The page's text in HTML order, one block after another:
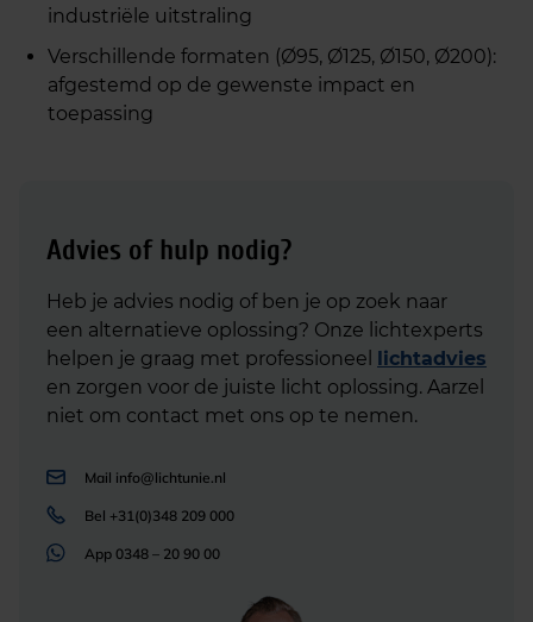
industriële uitstraling
Verschillende formaten (Ø95, Ø125, Ø150, Ø200):
afgestemd op de gewenste impact en
toepassing
Advies of hulp nodig?
Heb je advies nodig of ben je op zoek naar
een alternatieve oplossing? Onze lichtexperts
helpen je graag met professioneel lichtadvies
en zorgen voor de juiste licht oplossing. Aarzel
niet om contact met ons op te nemen.
Mail info@lichtunie.nl
Bel +31(0)348 209 000
App 0348 – 20 90 00